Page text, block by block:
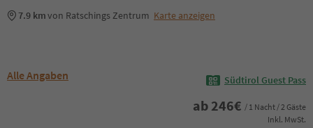
7.9 kmvon Ratschings Zentrum Karte anzeigen
Alle Angaben Südtirol Guest Pass
ab 246€ / 1 Nacht / 2 Gäste
Inkl. MwSt.